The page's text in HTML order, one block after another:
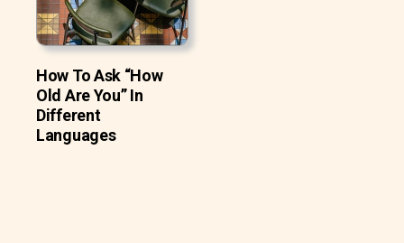
How To Ask “How
Old Are You” In
Different
Languages